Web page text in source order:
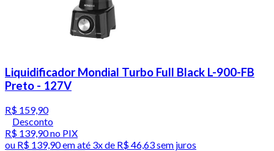
Liquidificador Mondial Turbo Full Black L-900-FB
Preto - 127V
R$ 159,90
Desconto
R$ 139,90no PIX
ou R$ 139,90em até 3x de R$ 46,63 sem juros